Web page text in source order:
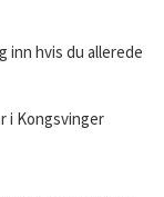
inn hvis du allerede
i Kongsvinger